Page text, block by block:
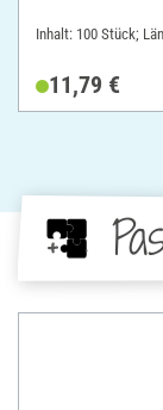
Inhalt: 100 Stück;
11,79 €